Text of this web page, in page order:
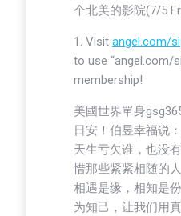
个北美的影院(7/5
1. Visit angel.com/
to use “angel.com/
membership!
美國世界單身
日安！伯昱幸福说
天生亏欠谁，也没
惜那些紧紧相随的
相遇是缘，相知是
为知己，让我们用